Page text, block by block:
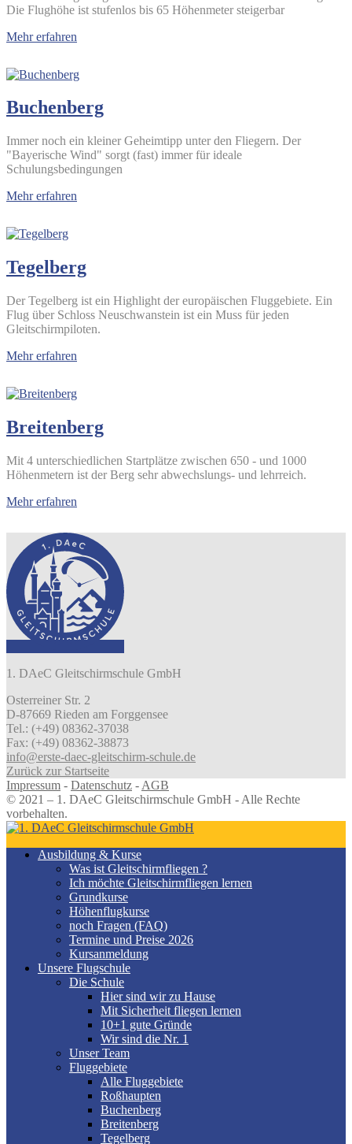
Die Flughöhe ist stufenlos bis 65 Höhenmeter steigerbar
Mehr erfahren
Buchenberg
Immer noch ein kleiner Geheimtipp unter den Fliegern. Der
"Bayerische Wind" sorgt (fast) immer für ideale
Schulungsbedingungen
Mehr erfahren
Tegelberg
Der Tegelberg ist ein Highlight der europäischen Fluggebiete. Ein
Flug über Schloss Neuschwanstein ist ein Muss für jeden
Gleitschirmpiloten.
Mehr erfahren
Breitenberg
Mit 4 unterschiedlichen Startplätze zwischen 650 - und 1000
Höhenmetern ist der Berg sehr abwechslungs- und lehrreich.
Mehr erfahren
1. DAeC Gleitschirmschule GmbH
Osterreiner Str. 2
D-87669 Rieden am Forggensee
Tel.: (+49) 08362-37038
Fax: (+49) 08362-38873
info@erste-daec-gleitschirm-schule.de
Zurück zur Startseite
Impressum - Datenschutz - AGB
© 2021 – 1. DAeC Gleitschirmschule GmbH - Alle Rechte
vorbehalten.
Ausbildung & Kurse
Was ist Gleitschirmfliegen ?
Ich möchte Gleitschirmfliegen lernen
Grundkurse
Höhenflugkurse
noch Fragen (FAQ)
Termine und Preise 2026
Kursanmeldung
Unsere Flugschule
Die Schule
Hier sind wir zu Hause
Mit Sicherheit fliegen lernen
10+1 gute Gründe
Wir sind die Nr. 1
Unser Team
Fluggebiete
Alle Fluggebiete
Roßhaupten
Buchenberg
Breitenberg
Tegelberg